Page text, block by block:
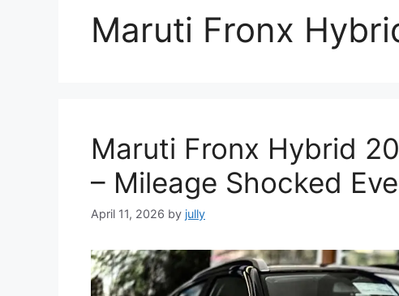
Maruti Fronx
Maruti Fronx Hybrid
– Mileage Shocked
April 11, 2026 by jully